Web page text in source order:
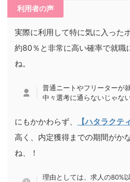
利用者の声
実際に利用して特に気に入った
約80％と非常に高い確率で就職
ね。
普通ニートやフリーターが
中々選考に通らないじゃな
にもかかわらず、 【ハタラクテ
高く、内定獲得までの期間がか
ね、！
理由としては、求人の80%